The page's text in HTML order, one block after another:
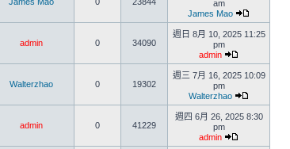
am
James Mao
admin 0 34090
週日 8月 10, 2025 11:25
pm
admin
Walterzhao 0 19302
週三 7月 16, 2025 10:09
pm
Walterzhao
admin 0 41229
週四 6月 26, 2025 8:30
pm
admin